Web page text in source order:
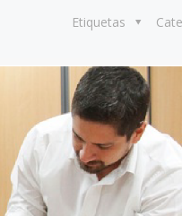
Etiquetas
8 julio, 2026